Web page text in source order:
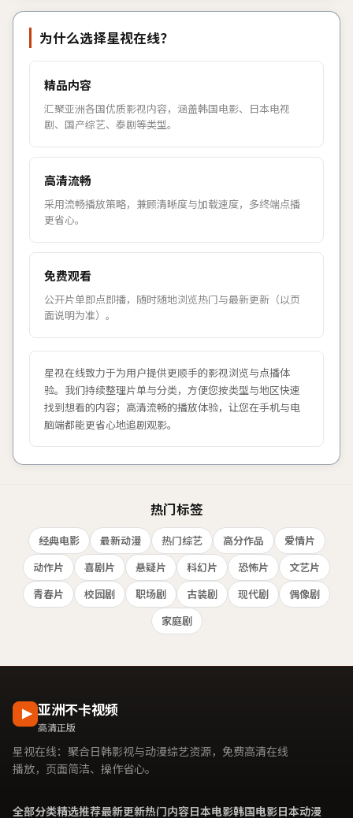
为什么选择星视在线？
精品内容
汇聚亚洲各国优质影视内容，涵盖韩国电影、日本电视
剧、国产综艺、泰剧等类型。
高清流畅
采用流畅播放策略，兼顾清晰度与加载速度，多终端点播
更省心。
免费观看
公开片单即点即播，随时随地浏览热门与最新更新（以页
面说明为准）。
星视在线致力于为用户提供更顺手的影视浏览与点播体
验。我们持续整理片单与分类，方便您按类型与地区快速
找到想看的内容；高清流畅的播放体验，让您在手机与电
脑端都能更省心地追剧观影。
热门标签
经典电影 最新动漫 热门综艺 高分作品
爱情片
动作片
喜剧片 悬疑片 科幻片 恐怖片
文艺片
青春片
校园剧 职场剧 古装剧 现代剧
偶像剧
家庭剧
亚洲不卡视频
高清正版
星视在线：聚合日韩影视与动漫综艺资源，免费高清在线
播放，页面简洁、操作省心。
全部分类精选推荐最新更新热门内容日本电影韩国电影日本动漫